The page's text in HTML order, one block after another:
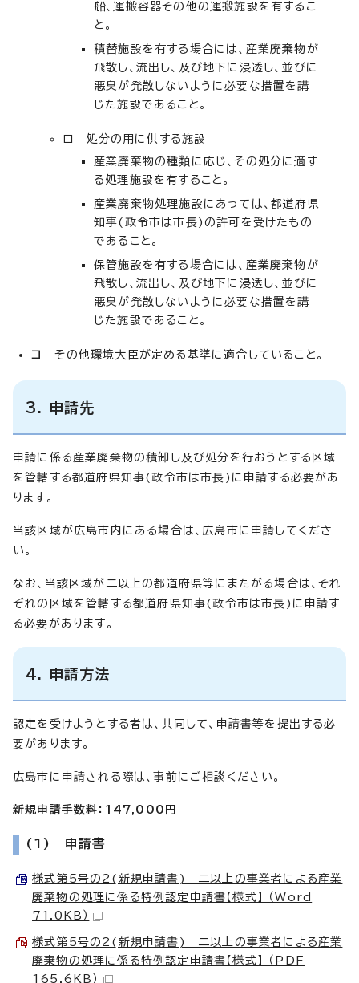
船、運搬容器その他の運搬施設を有するこ
と。
積替施設を有する場合には、産業廃棄物が
飛散し、流出し、及び地下に浸透し、並びに
悪臭が発散しないように必要な措置を講
じた施設であること。
ロ 処分の用に供する施設
産業廃棄物の種類に応じ、その処分に適す
る処理施設を有すること。
産業廃棄物処理施設にあっては、都道府県
知事(政令市は市長)の許可を受けたもの
であること。
保管施設を有する場合には、産業廃棄物が
飛散し、流出し、及び地下に浸透し、並びに
悪臭が発散しないように必要な措置を講
じた施設であること。
コ その他環境大臣が定める基準に適合していること。
3. 申請先
申請に係る産業廃棄物の積卸し及び処分を行おうとする区域
を管轄する都道府県知事(政令市は市長)に申請する必要があ
ります。
当該区域が広島市内にある場合は、広島市に申請してくださ
い。
なお、当該区域が二以上の都道府県等にまたがる場合は、それ
ぞれの区域を管轄する都道府県知事(政令市は市長)に申請す
る必要があります。
4. 申請方法
認定を受けようとする者は、共同して、申請書等を提出する必
要があります。
広島市に申請される際は、事前にご相談ください。
新規申請手数料：147,000円
(1) 申請書
様式第5号の2(新規申請書) 二以上の事業者による産業
廃棄物の処理に係る特例認定申請書【様式】 （Word
71.0KB）
様式第5号の2(新規申請書) 二以上の事業者による産業
廃棄物の処理に係る特例認定申請書【様式】 （PDF
165.6KB）